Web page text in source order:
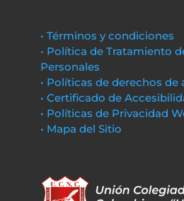
• Términos y condiciones
• Política de Tratamiento
Personales
• Políticas de derechos de
• Certificado de
• Políticas de Privacidad
• Mapa del Sitio